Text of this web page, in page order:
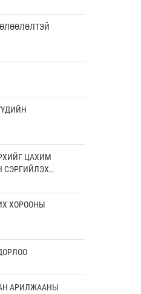
ЦАХИМ
СЭРГИЙЛЭХ
НЬ”
ХОРООНЫ
АРИЛЖААНЫ